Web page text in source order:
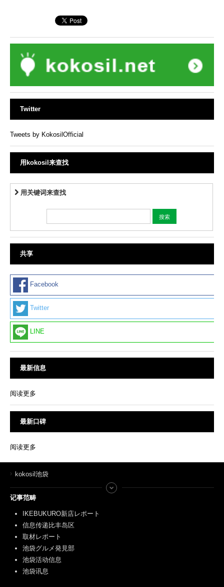
Twitter
Tweets by KokosilOfficial
用kokosil来查找
用关键词来查找
共享
Facebook
Twitter
LINE
最新信息
阅读更多
最新口碑
阅读更多
kokosil池袋
记事范畴
IKEBUKURO新店レポート
信息传递比丰岛区
取材レポート
池袋グルメ発見部
池袋活动信息
池袋讯息